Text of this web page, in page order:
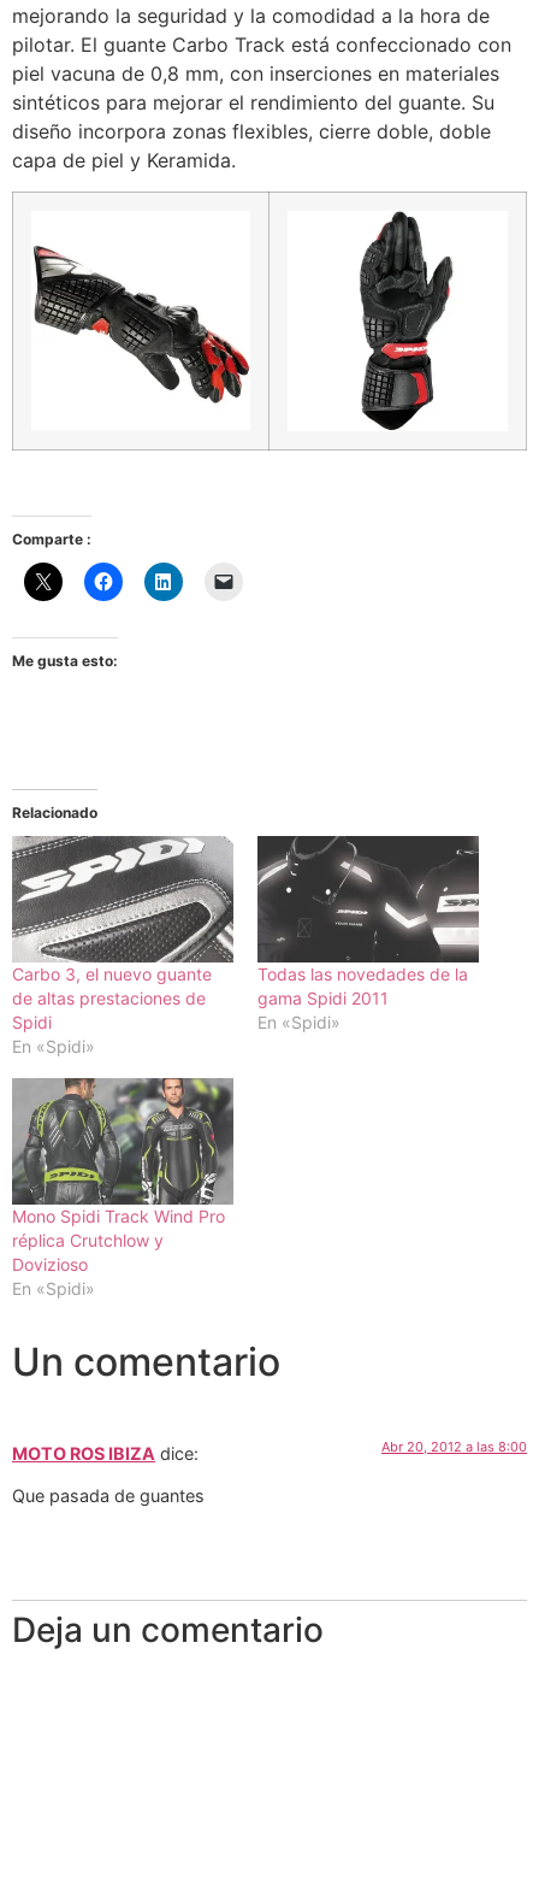
mejorando la seguridad y la comodidad a la hora de
pilotar. El guante Carbo Track está confeccionado con
piel vacuna de 0,8 mm, con inserciones en materiales
sintéticos para mejorar el rendimiento del guante. Su
diseño incorpora zonas flexibles, cierre doble, doble
capa de piel y Keramida.
Comparte :
Me gusta esto:
Relacionado
Carbo 3, el nuevo guante
de altas prestaciones de
Spidi
En «Spidi»
Todas las novedades de la
gama Spidi 2011
En «Spidi»
Mono Spidi Track Wind Pro
réplica Crutchlow y
Dovizioso
En «Spidi»
Un comentario
MOTO ROS IBIZA dice: Abr 20, 2012 a las 8:00
Que pasada de guantes
Deja un comentario